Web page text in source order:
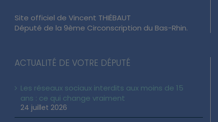
Site officiel de Vincent THIÉBAUT
Député de la 9ème Circonscription du Bas-Rhin.
ACTUALITÉ DE VOTRE DÉPUTÉ
Les réseaux sociaux interdits aux moins de 15
ans : ce qui change vraiment
24 juillet 2026